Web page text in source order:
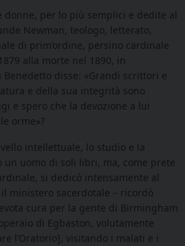
donne, per lo più semplici e dedite al
Newman, teologo, letterato,
di prim’ordine, persino cardinale
alla morte nel 1890, in
disse: «Grandi scrittori e
e della sua integrità sono
e spero che la devozione a lui
orme»?
intellettuale, lo studio e la
un uomo di soli libri, ma, come prete
si dedicò intensamente al
ministero sacerdotale – ricordò
cura per la gente di Birmingham
di Egbaston, volutamente
l’Oratorio], visitando i malati e i